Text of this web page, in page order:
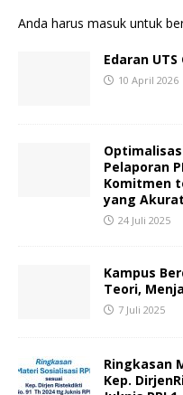
Anda harus masuk untuk
Edaran UTS
10 April 2026
Pelaporan
Komitmen
yang
24 Juli 2025
Kampus
Teori,
7 Juli 2025
Ringkasan
Kep.